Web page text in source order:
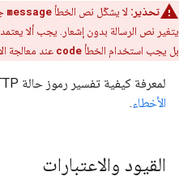
تحذير: لا يشكّل نص الخطأ message
يتغير نص الرسالة بدون إشعار. يجب ألا
بل يجب استخدام الخطأ code عند معالجة
لمعرفة كيفية تفسير رموز حالة HTTP والتعامل مع الأخطاء، راجِع مقالة
الأخطاء.
القيود والاعتبارات